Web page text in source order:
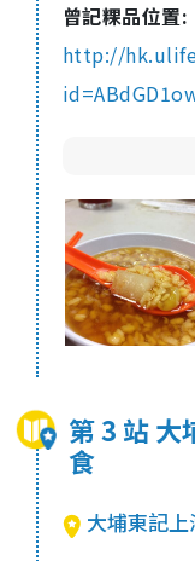
曾記粿品位置:
http://
第 3 站 大
食
大埔東記上